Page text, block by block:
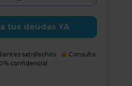
tus deudas YA
satisfechos
Consulta
confidencial